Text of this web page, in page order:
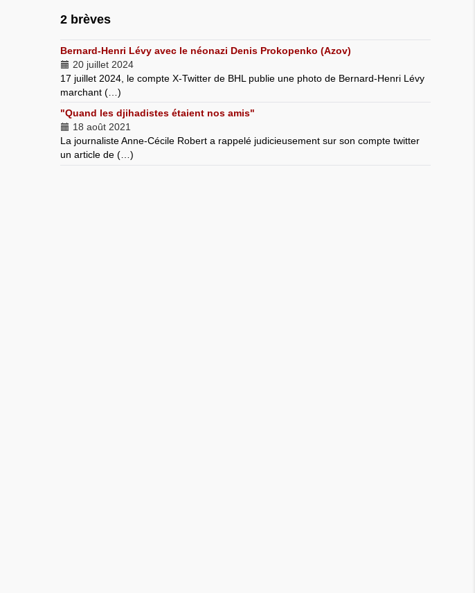
2 brèves
Bernard-Henri Lévy avec le néonazi Denis Prokopenko (Azov)
20 juillet 2024
17 juillet 2024, le compte X-Twitter de BHL publie une photo de Bernard-Henri Lévy
marchant (…)
"Quand les djihadistes étaient nos amis"
18 août 2021
La journaliste Anne-Cécile Robert a rappelé judicieusement sur son compte twitter
un article de (…)